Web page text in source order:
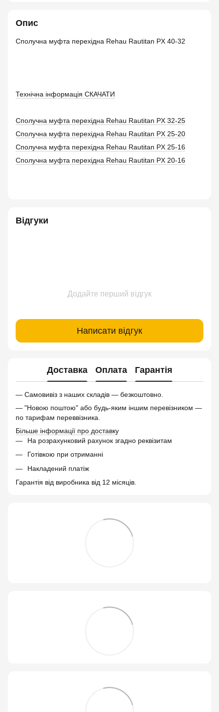
Опис
Сполучна муфта перехідна Rehau Rautitan PX 40-32
Технічна інформація СКАЧАТИ
Сполучна муфта перехідна Rehau Rautitan PX 32-25
Сполучна муфта перехідна Rehau Rautitan PX 25-20
Сполучна муфта перехідна Rehau Rautitan PX 25-16
Сполучна муфта перехідна Rehau Rautitan PX 20-16
Відгуки
Додайте перший відгук
Написати відгук
Доставка Оплата Гарантія
— Самовивіз з наших складів — безкоштовно.
— "Новою поштою" або будь-яким іншим перевізником —
по тарифам переввізника.
Більше інформації про доставку
На розрахунковий рахунок згадно реквізитам
Готівкою при отриманні
Накладений платіж
Гарантія від виробника від 12 місяців.